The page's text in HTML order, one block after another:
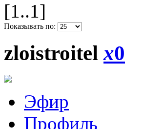
[1..1]
Показывать по:
zloistroitelx0
Эфир
Профиль